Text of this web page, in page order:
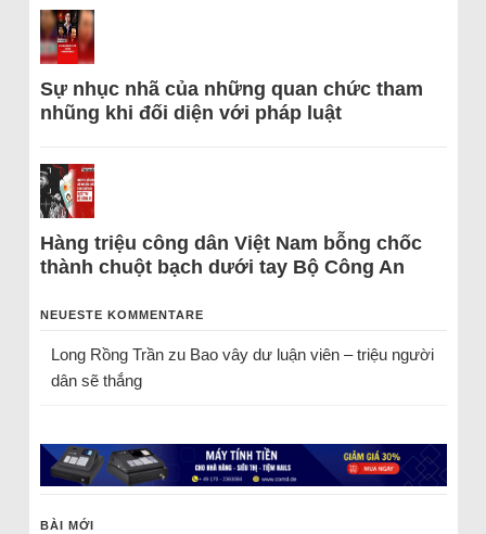
Sự nhục nhã của những quan chức tham
nhũng khi đối diện với pháp luật
Hàng triệu công dân Việt Nam bỗng chốc
thành chuột bạch dưới tay Bộ Công An
NEUESTE KOMMENTARE
Long Rồng Trầnzu Bao vây dư luận viên – triệu người
dân sẽ thắng
BÀI MỚI